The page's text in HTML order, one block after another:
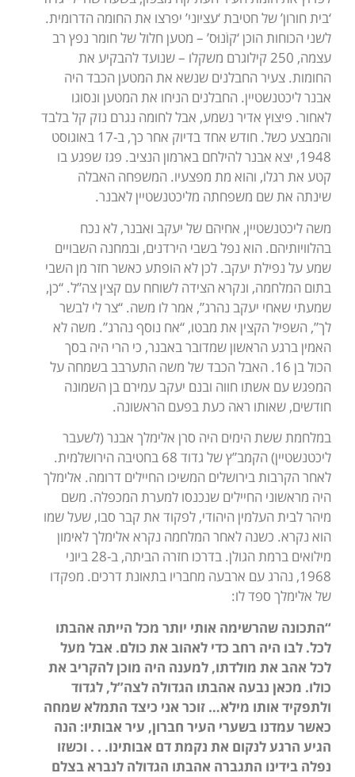
‘בית חורון’ של חטיבת ‘עציוני’ יפרצו את החומה הדרומית.
לשני הכוחות הוכן ‘קוֹנוּס’ – מטען חלול של חומר נפץ רב
עצמה, 250 קילוגרם משקלו – שנועד להבקיע את
החומות. צעיר החבלנים שנשא את המטען הכבד היה
אבנר ליכטנשטיין. החבלנים הניחו את המטען ונסוגו
לאחור. פיצוץ אדיר נשמע, אבל לחומה נגרם נזק קל בלבד
והמבצע כשל. חודש אחד בדיוק אחר כך, ב-17 באוגוסט
1948, יצא אבנר להילחם בארמון הנציב. פגז שפגע בו
קטע את רגלו, והוא מת מפצעיו. המשפחה האבלה
שינתה את שם משפחתה מליכטנשטיין לאבנר.
משה ליכטנשטיין, אחיהם של יעקב ואבנר, לא נכח
בהלוויותיהם. הוא נפל בשבי הירדנים, ובמחנה השבויים
שמע על נפילת יעקב. לכן לא הופתע כאשר חזר מן השבי
בתום המלחמה, ונקרא הצידה לשוחח עם קצין צה”ל. “כן,
שמעתי שאחי יעקב נהרג”, אמר לו משה. “צר לי לבשר
לך”, השפיל הקצין את מבטו, “אח נוסף נהרג”. משה לא
האמין ברגע הראשון שמדובר באבנר, כי הרי היה בסך
הכול בן 16. האבל הכבד של משה התערבב בשמחה על
המפגש עם אשתו חווה ובנם יעקב עמירם בן השמונה
חודשים, שאותו ראה כעת בפעם הראשונה.
במלחמת ששת הימים היה סרן אלימלך אבנר (לשעבר
ליכטנשטיין) הקמב”ץ של גדוד 68 בחטיבה הירושלמית.
לאחר הקרבות בירושלים המשיכו החיילים דרומה. אלימלך
היה מראשוני החיילים שנכנסו למערת המכפלה. משם
מיהר לבית העלמין היהודי, לפקוד את קבר סבו, שעל שמו
הוא נקרא. כשנה לאחר המלחמה נקרא אלימלך לאימון
מילואים ברמת הגולן. בדרכו חזרה הביתה, ב-28 ביוני
1968, נהרג עם ארבעה מחבריו בתאונת דרכים. מפקדו
של אלימלך ספד לו:
“התכונה שהרשימה אותי יותר מכל הייתה אהבתו
לכל. לבו היה רחב כדי לאהוב את כולם. אבל מעל
לכל אהב את מולדתו, למענה היה מוכן להקריב את
כולו. מכאן נבעה אהבתו הגדולה לצה”ל, לגדוד
ולתפקיד אותו מילא… זוכר אני כיצד התמלא שמחה
כאשר עמדנו בשערי העיר חברון, עיר אבותיו: הנה
הגיע הרגע לנקום את נקמת דם אבותינו. . . וכשזו
נפלה בידינו התגברה אהבתו הגדולה לנברא בצלם